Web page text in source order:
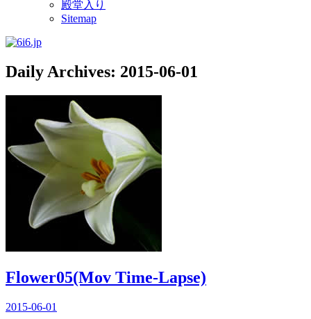
殿堂入り
Sitemap
Daily Archives: 2015-06-01
Flower05(Mov Time-Lapse)
2015-06-01